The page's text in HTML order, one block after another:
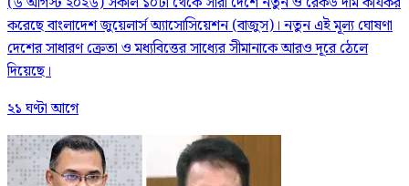
করেছে বাংলাদেশ জুয়েলার্স অ্যাসোসিয়েশন (বাজুস)। নতুন এই মূল্য ঘোষণা
দেশের সাধারণ ক্রেতা ও মধ্যবিত্তের সাধ্যের সীমানাকে আরও দূরে ঠেলে
দিয়েছে।
২১ ঘণ্টা আগে